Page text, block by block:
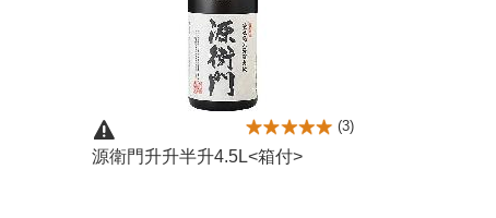
源衛門升升半升4.5L<箱付>
(3)